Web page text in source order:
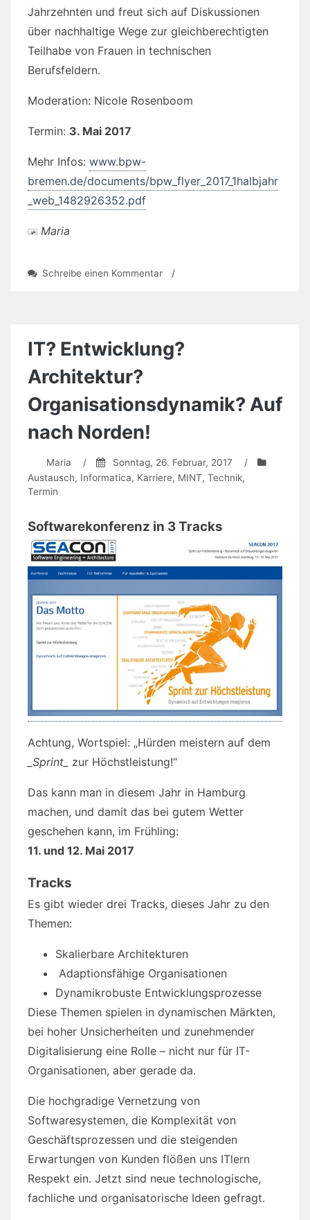
Jahrzehnten und freut sich auf Diskussionen
über nachhaltige Wege zur gleichberechtigten
Teilhabe von Frauen in technischen
Berufsfeldern.
Moderation: Nicole Rosenboom
Termin: 3. Mai 2017
Mehr Infos: www.bpw-
bremen.de/documents/bpw_flyer_2017_1halbjahr
_web_1482926352.pdf
Maria
Schreibe einen Kommentarzu
Sommeruniversitäten
in
/
IT? Entwicklung?
Architektur?
Organisationsdynamik? Auf
nach Norden!
Maria / Sonntag, 26. Februar, 2017
/
Austausch, Informatica, Karriere, MINT, Technik,
Termin
Softwarekonferenz in 3 Tracks
Achtung, Wortspiel: „Hürden meistern auf dem
_Sprint_
zur Höchstleistung!“
Das kann man in diesem Jahr in Hamburg
machen, und damit das bei gutem Wetter
geschehen kann, im Frühling:
11. und 12. Mai 2017
Tracks
Es gibt wieder drei Tracks, dieses Jahr zu den
Themen:
Skalierbare Architekturen
Adaptionsfähige Organisationen
Dynamikrobuste Entwicklungsprozesse
Diese Themen spielen in dynamischen Märkten,
bei hoher Unsicherheiten und zunehmender
Digitalisierung eine Rolle – nicht nur für IT-
Organisationen, aber gerade da.
Die hochgradige Vernetzung von
Softwaresystemen, die Komplexität von
Geschäftsprozessen und die steigenden
Erwartungen von Kunden flößen uns ITlern
Respekt ein. Jetzt sind neue technologische,
fachliche und organisatorische Ideen gefragt.